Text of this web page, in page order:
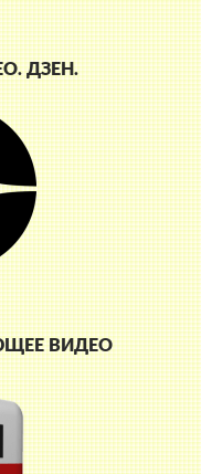
ДЗЕН.
ВИДЕО